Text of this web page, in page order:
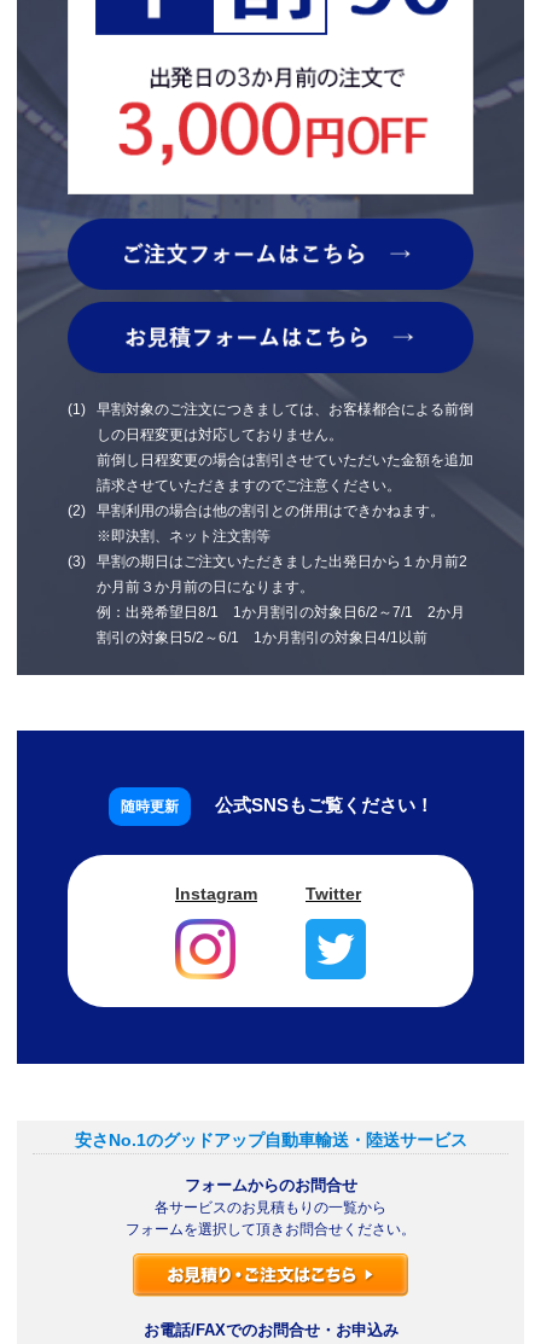
早割対象のご注文につきましては、お客様都合による前倒
しの日程変更は対応しておりません。
前倒し日程変更の場合は割引させていただいた金額を追加
請求させていただきますのでご注意ください。
早割利用の場合は他の割引との併用はできかねます。
※即決割、ネット注文割等
早割の期日はご注文いただきました出発日から１か月前2
か月前３か月前の日になります。
例：出発希望日8/1 1か月割引の対象日6/2～7/1 2か月
割引の対象日5/2～6/1 1か月割引の対象日4/1以前
公式SNSもご覧ください！
Instagram Twitter
安さNo.1のグッドアップ自動車輸送・陸送サービス
フォームからのお問合せ
各サービスのお見積もりの一覧から
フォームを選択して頂きお問合せください。
お電話/FAXでのお問合せ・お申込み